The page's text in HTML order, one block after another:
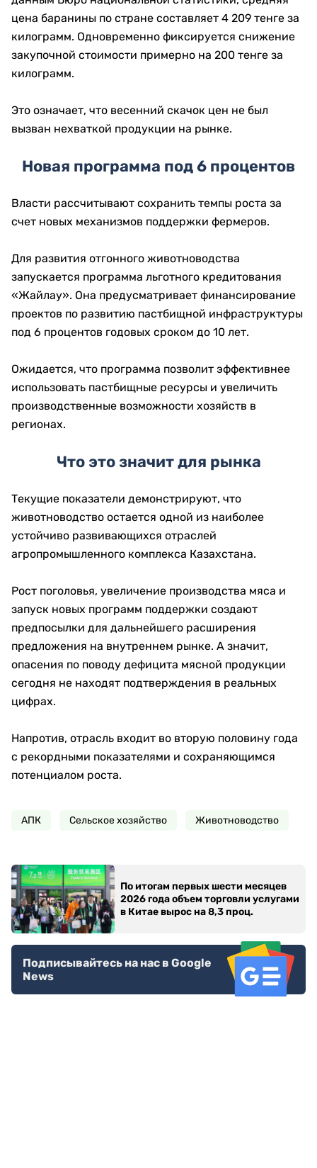
цена баранины по стране составляет 4 209 тенге за
килограмм. Одновременно фиксируется снижение
закупочной стоимости примерно на 200 тенге за
килограмм.
Это означает, что весенний скачок цен не был
вызван нехваткой продукции на рынке.
Новая программа под 6 процентов
Власти рассчитывают сохранить темпы роста за
счет новых механизмов поддержки фермеров.
Для развития отгонного животноводства
запускается программа льготного кредитования
«Жайлау». Она предусматривает финансирование
проектов по развитию пастбищной инфраструктуры
под 6 процентов годовых сроком до 10 лет.
Ожидается, что программа позволит эффективнее
использовать пастбищные ресурсы и увеличить
производственные возможности хозяйств в
регионах.
Что это значит для рынка
Текущие показатели демонстрируют, что
животноводство остается одной из наиболее
устойчиво развивающихся отраслей
агропромышленного комплекса Казахстана.
Рост поголовья, увеличение производства мяса и
запуск новых программ поддержки создают
предпосылки для дальнейшего расширения
предложения на внутреннем рынке. А значит,
опасения по поводу дефицита мясной продукции
сегодня не находят подтверждения в реальных
цифрах.
Напротив, отрасль входит во вторую половину года
с рекордными показателями и сохраняющимся
потенциалом роста.
АПК Сельское хозяйство Животноводство
По итогам первых шести месяцев
2026 года объем торговли услугами
в Китае вырос на 8,3 проц.
Подписывайтесь на нас в Google
News